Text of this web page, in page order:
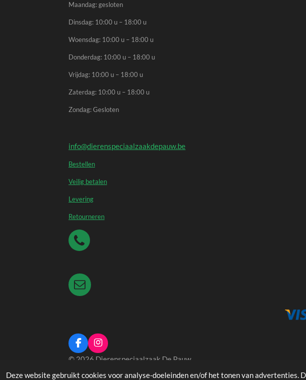
Deze website gebruikt cookies voor analyse-doeleinden en/of het tonen van advertenties.
Maandag: gesloten
Dinsdag: 10:00 u – 18:00 u
Woensdag: 10:00 u – 18:00 u
Donderdag: 10:00 u – 18:00 u
Vrijdag: 10:00 u – 18:00 u
Zaterdag: 10:00 u – 18:00 u
Zondag: Gesloten
info@dierenspeciaalzaakdepauw.be
Bestellen
Veilig betalen
Levering
Retourneren
F
a
e
I
n
t
© 2026 Dierenspeciaalzaak De Pauw